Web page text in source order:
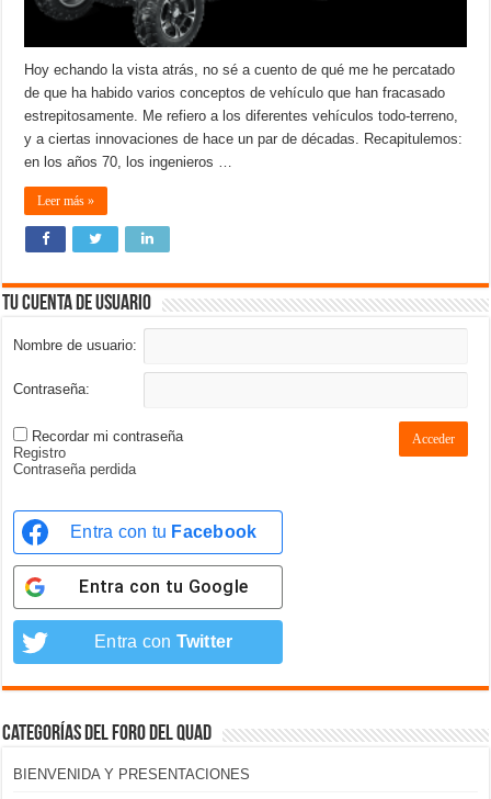
Hoy echando la vista atrás, no sé a cuento de qué me he percatado
de que ha habido varios conceptos de vehículo que han fracasado
estrepitosamente. Me refiero a los diferentes vehículos todo-terreno,
y a ciertas innovaciones de hace un par de décadas. Recapitulemos:
en los años 70, los ingenieros …
Leer más »
Tu cuenta de usuario
Nombre de usuario:
Contraseña:
Recordar mi contraseña Acceder
Registro
Contraseña perdida
Entra con tu Facebook
Entra con tu Google
Entra con Twitter
Categorías del foro del Quad
BIENVENIDA Y PRESENTACIONES